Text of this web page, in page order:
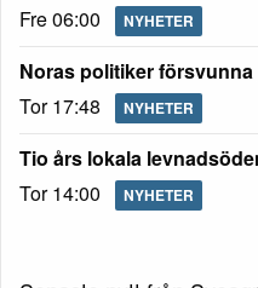
Fre 06:00
NYHETER
Noras politiker
Tor 17:48
NYHETER
Tio års lokala
Tor 14:00
NYHETER